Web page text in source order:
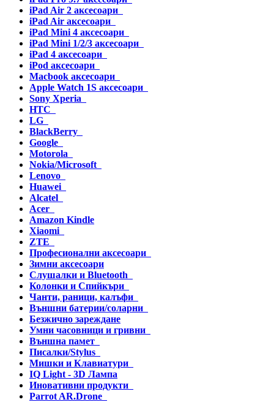
iPad Air 2 аксесоари
iPad Air аксесоари
iPad Mini 4 аксесоари
iPad Mini 1/2/3 аксесоари
iPad 4 аксесоари
iPod аксесоари
Macbook аксесоари
Apple Watch 1S аксесоари
Sony Xperia
HTC
LG
BlackBerry
Google
Motorola
Nokia/Microsoft
Lenovo
Huawei
Alcatel
Acer
Amazon Kindle
Xiaomi
ZTE
Професионални аксесоари
Зимни аксесоари
Слушалки и Bluetooth
Колонки и Спийкъри
Чанти, раници, калъфи
Външни батерии/соларни
Безжично зареждане
Умни часовници и гривни
Външна памет
Писалки/Stylus
Мишки и Клавиатури
IQ Light - 3D Лампа
Иновативни продукти
Parrot AR.Drone